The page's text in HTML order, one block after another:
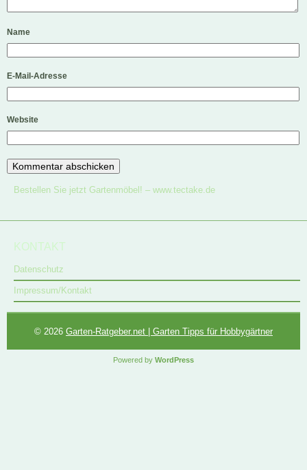
Name
E-Mail-Adresse
Website
Bestellen Sie jetzt Gartenmöbel! – www.tectake.de
KONTAKT
Datenschutz
Impressum/Kontakt
© 2026 Garten-Ratgeber.net | Garten Tipps für Hobbygärtner
Powered by WordPress